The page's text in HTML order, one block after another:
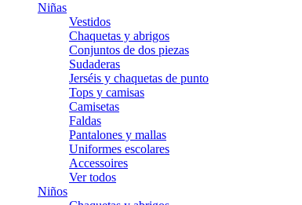
Niñas
Vestidos
Chaquetas y abrigos
Conjuntos de dos piezas
Sudaderas
Jerséis y chaquetas de punto
Tops y camisas
Camisetas
Faldas
Pantalones y mallas
Uniformes escolares
Accessoires
Ver todos
Niños